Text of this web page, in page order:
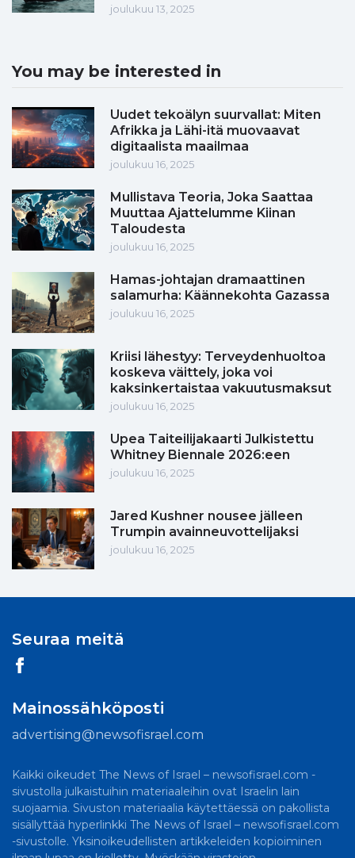
joulukuu 13, 2025
You may be interested in
Uudet tekoälyn suurvallat: Miten
Afrikka ja Lähi-itä muovaavat
digitaalista maailmaa
joulukuu 16, 2025
Mullistava Teoria, Joka Saattaa
Muuttaa Ajattelumme Kiinan
Taloudesta
joulukuu 16, 2025
Hamas-johtajan dramaattinen
salamurha: Käännekohta Gazassa
joulukuu 16, 2025
Kriisi lähestyy: Terveydenhuoltoa
koskeva väittely, joka voi
kaksinkertaistaa vakuutusmaksut
joulukuu 16, 2025
Upea Taiteilijakaarti Julkistettu
Whitney Biennale 2026:een
joulukuu 16, 2025
Jared Kushner nousee jälleen
Trumpin avainneuvottelijaksi
joulukuu 16, 2025
Seuraa meitä
Mainossähköposti
advertising@newsofisrael.com
Kaikki oikeudet The News of Israel – newsofisrael.com -
sivustolla julkaistuihin materiaaleihin ovat Israelin lain
suojaamia. Sivuston materiaalia käytettäessä on pakollista
sisällyttää hyperlinkki The News of Israel – newsofisrael.com
-sivustolle. Yksinoikeudellisten artikkeleiden kopioiminen